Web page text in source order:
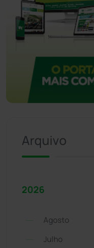
Arquivo
2026
Agosto
Julho